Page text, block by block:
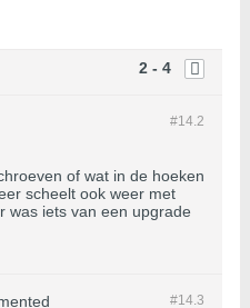
2 - 4
#14.2
of wat in de hoeken
scheelt ook weer met
was iets van een upgrade
#14.3